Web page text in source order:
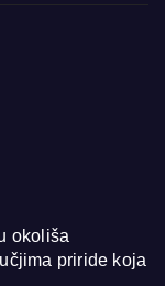
okoliša
priride koja